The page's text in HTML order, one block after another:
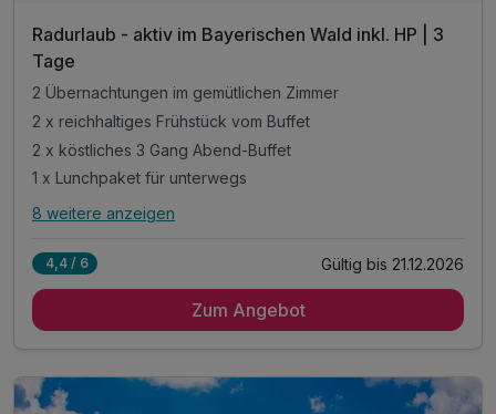
Radurlaub - aktiv im Bayerischen Wald inkl. HP | 3
Tage
2 Übernachtungen im gemütlichen Zimmer
2 x reichhaltiges Frühstück vom Buffet
2 x köstliches 3 Gang Abend-Buffet
1 x Lunchpaket für unterwegs
Alle Inklusivleistungen
2 x reichhaltiges Frühstück vom Buffet
1 x erfrischendes Feierabendradler
8 weitere anzeigen
4,4 / 6 Gültig bis 21.12.2026
Zum Angebot